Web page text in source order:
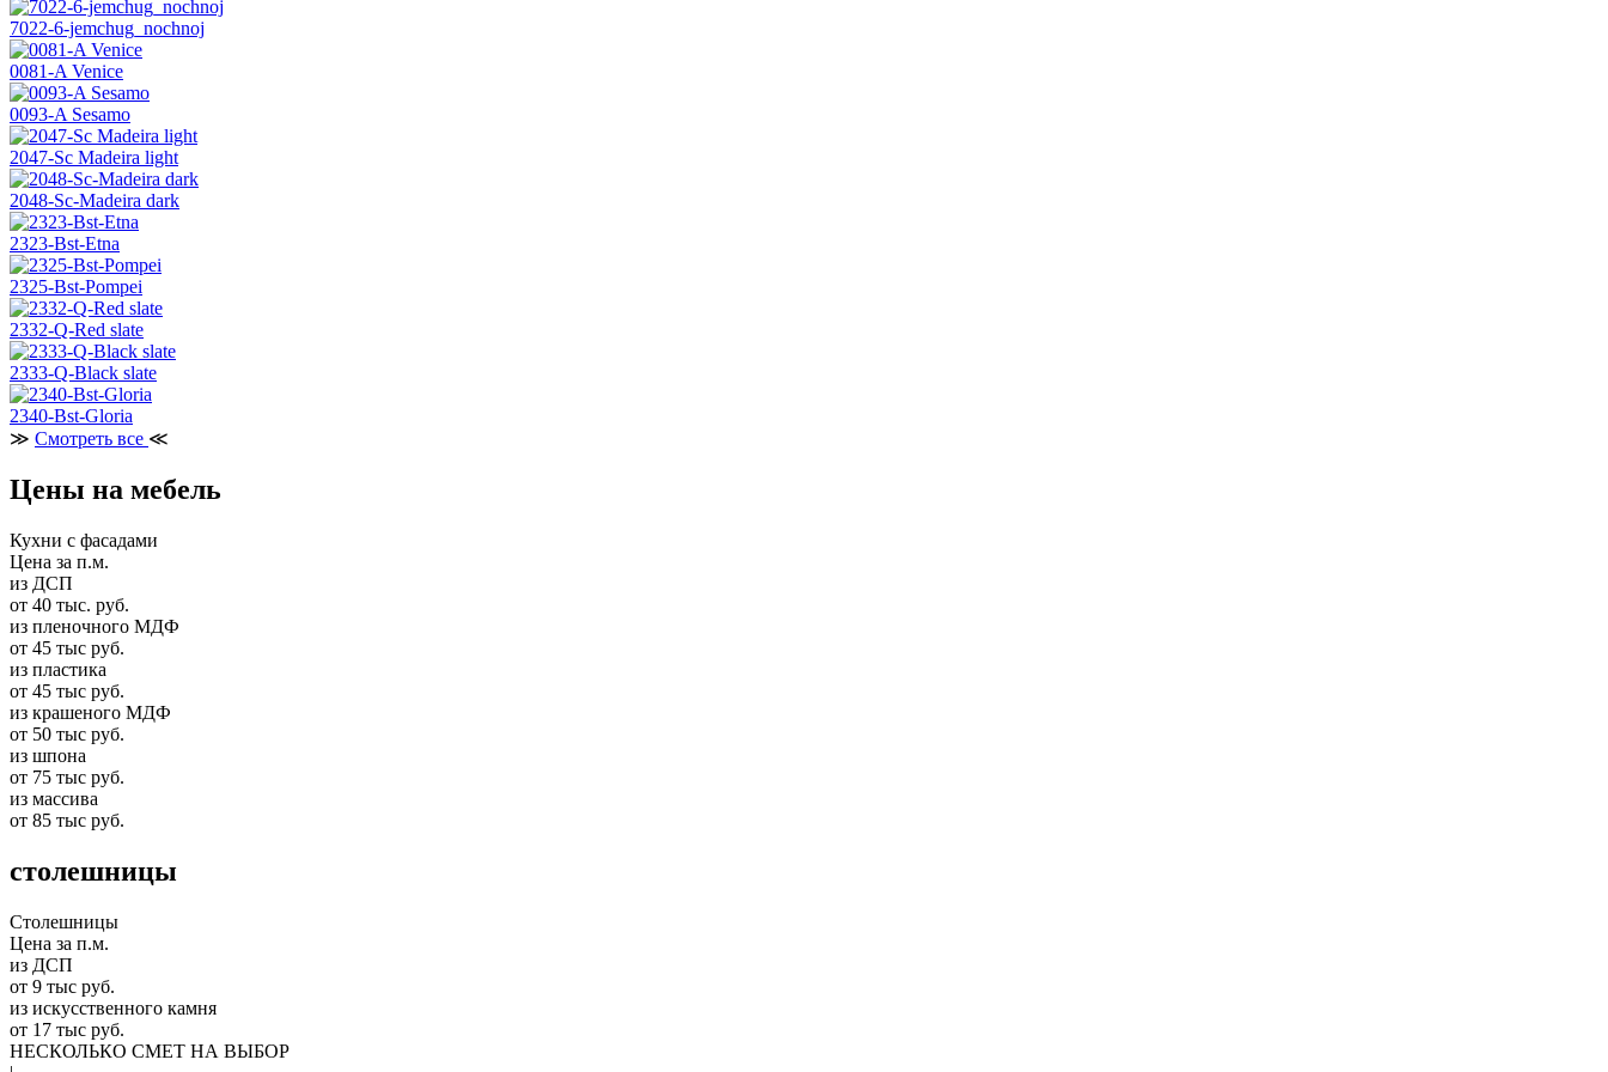
7022-6-jemchug_nochnoj
0081-A Venice
0093-A Sesamo
2047-Sc Madeira light
2048-Sc-Madeira dark
2323-Bst-Etna
2325-Bst-Pompei
2332-Q-Red slate
2333-Q-Black slate
2340-Bst-Gloria
≫ Смотреть все ≪
Цены на мебель
Кухни с фасадами
Цена за п.м.
из ДСП
от 40 тыс. руб.
из пленочного МДФ
от 45 тыс руб.
из пластика
от 45 тыс руб.
из крашеного МДФ
от 50 тыс руб.
из шпона
от 75 тыс руб.
из массива
от 85 тыс руб.
столешницы
Столешницы
Цена за п.м.
из ДСП
от 9 тыс руб.
из искусственного камня
от 17 тыс руб.
НЕСКОЛЬКО СМЕТ НА ВЫБОР